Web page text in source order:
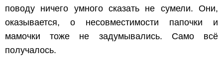
поводу ничего умного сказать не сумели. Они,
оказывается, о несовместимости папочки и
мамочки тоже не задумывались. Само всё
получалось.